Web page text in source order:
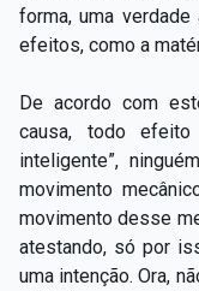
forma, uma
efeitos, como a
De acordo com
causa, todo
inteligente”,
movimento
movimento desse
atestando, só por
uma intenção. Ora,